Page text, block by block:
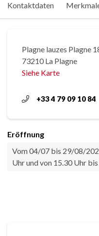
Kontaktdaten
Plagne lauzes Plagne
73210 La Plagne
Siehe Karte
+33 4 79 09 10 84
Eröffnung
Vom 04/07 bis 29/08/
Uhr und von 15.30 Uhr